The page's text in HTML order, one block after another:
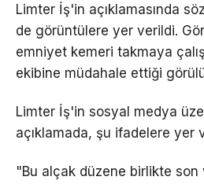
Limter İş'in açıklamasında
de görüntülere yer verildi.
emniyet kemeri takmaya
ekibine müdahale ettiği
Limter İş'in sosyal medya
açıklamada, şu ifadelere yer
"Bu alçak düzene birlikte son